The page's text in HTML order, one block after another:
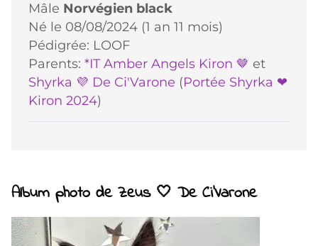
Mâle Norvégien black
Né le 08/08/2024 (1 an 11 mois)
Pédigrée: LOOF
Parents: *IT Amber Angels Kiron 🤎 et
Shyrka 💜 De Ci'Varone (Portée Shyrka ❤
Kiron 2024)
Album photo de Zeus 🤍 De Ci'Varone